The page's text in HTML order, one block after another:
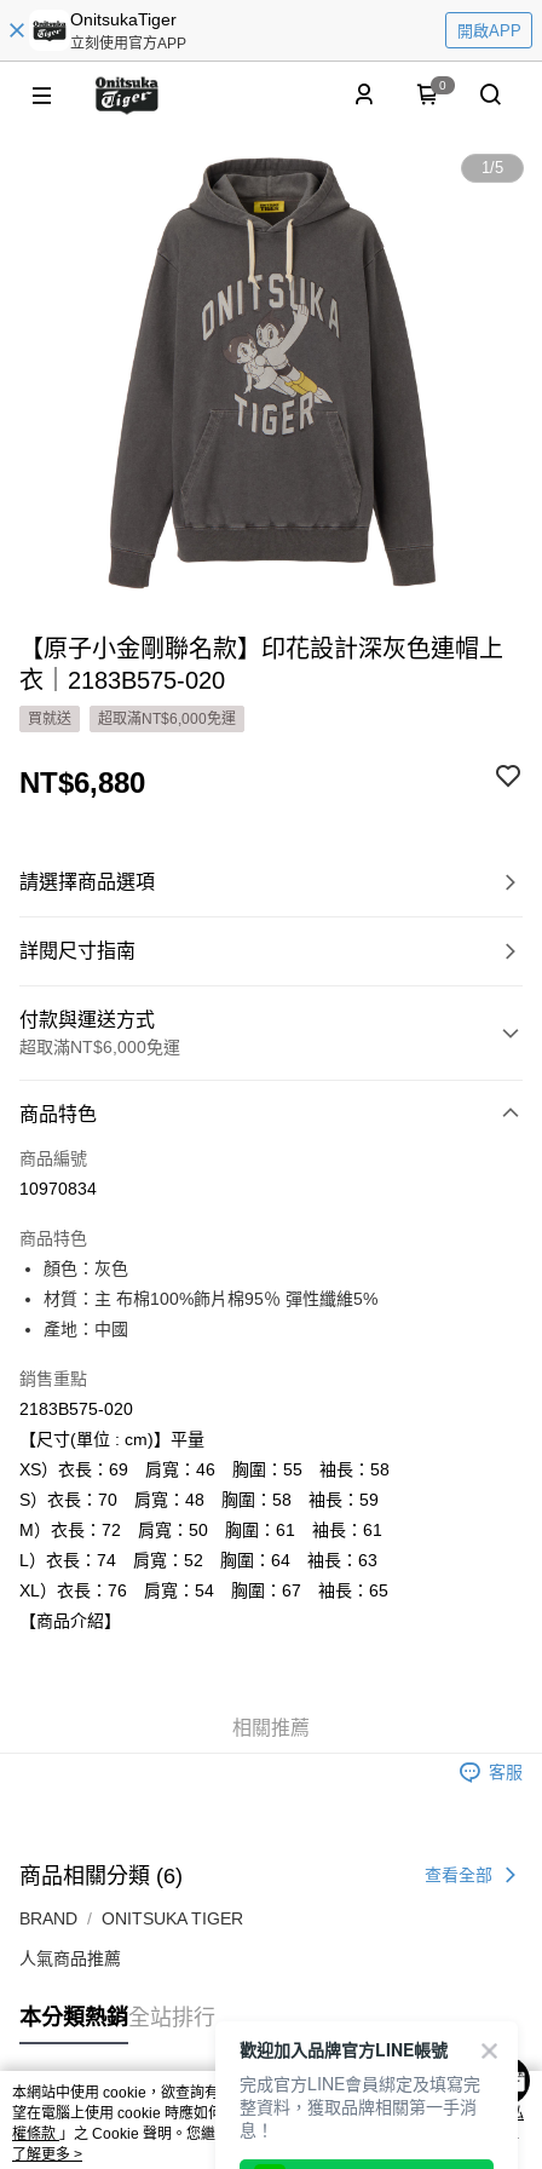
OnitsukaTiger
立刻使用官方APP
開啟APP
0
1/5
【原子小金剛聯名款】印花設計深灰色連帽上
衣｜2183B575-020
買就送 超取滿NT$6,000免運
NT$6,880
請選擇商品選項
詳閱尺寸指南
付款與運送方式
超取滿NT$6,000免運
信用卡一次付款
超商取貨付款
Apple Pay
ATM付款
運送方式
全家取貨付款
每筆NT$80，滿NT$6,000(含以上)免運費
付款後全家取貨
萊爾富取貨付款
每筆NT$80，滿NT$6,000(含以上)免運費
宅配
商品特色
商品編號
10970834
商品特色
顏色：灰色
材質：主 布棉100%飾片棉95％ 彈性纖維5%
產地：中國
銷售重點
2183B575-020
【尺寸(單位 : cm)】平量
XS）衣長：69 肩寬：46 胸圍：55 袖長：58
S）衣長：70 肩寬：48 胸圍：58 袖長：59
M）衣長：72 肩寬：50 胸圍：61 袖長：61
L）衣長：74 肩寬：52 胸圍：64 袖長：63
XL）衣長：76 肩寬：54 胸圍：67 袖長：65
【商品介紹】
相關推薦
客服
商品相關分類 (6) 查看全部
BRAND ONITSUKA TIGER
人氣商品推薦
本分類熱銷全站排行
熱門標籤
本網站中使用 cookie，欲查詢有關本網站使用 cookie 方式之詳情，及若您不希
望在電腦上使用 cookie 時應如何變更電腦的 cookie 設定，請參閱本網站「
隱私
權條款 」之 Cookie 聲明。您繼續使用本網站即表示您同意本公司得按本網站使
用條款之 Cookie 聲明使用 cookie。
了解更多 >
歡迎加入品牌官方LINE帳號
完成官方LINE會員綁定及填寫完
整資料，獲取品牌相關第一手消
息！